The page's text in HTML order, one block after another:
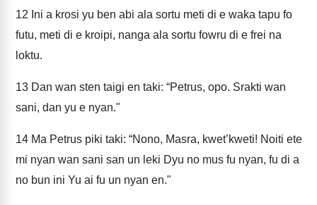
12 Ini a krosi yu ben abi ala sortu meti di e waka tapu fo
futu, meti di e kroipi, nanga ala sortu fowru di e frei na
loktu.
13 Dan wan sten taigi en taki: “Petrus, opo. Srakti wan
sani, dan yu e nyan."
14 Ma Petrus piki taki: “Nono, Masra, kwet’kweti! Noiti ete
mi nyan wan sani san un leki Dyu no mus fu nyan, fu di a
no bun ini Yu ai fu un nyan en."